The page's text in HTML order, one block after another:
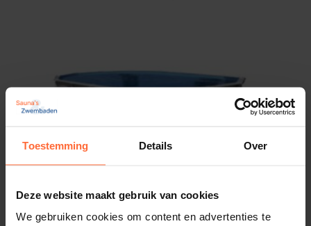
Toestemming Details Over
Deze website maakt gebruik van cookies
We gebruiken cookies om content en advertenties te
grondzeil
Versteviging wand met ingebouwde
de fabrikant. Bel onze klantendienst voor meer
info.
Interline stalen zwembad Diana ovaal 610 x 360